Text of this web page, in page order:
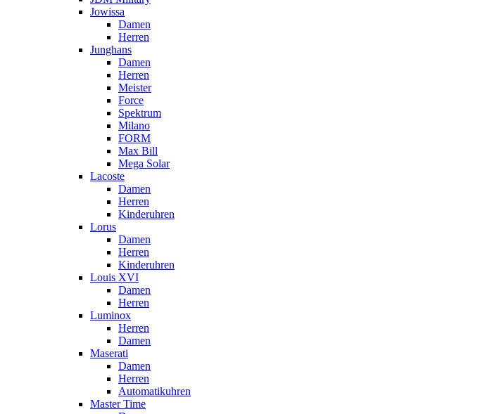
Jowissa
Damen
Herren
Junghans
Damen
Herren
Meister
Force
Spektrum
Milano
FORM
Max Bill
Mega Solar
Lacoste
Damen
Herren
Kinderuhren
Lorus
Damen
Herren
Kinderuhren
Louis XVI
Damen
Herren
Luminox
Herren
Damen
Maserati
Damen
Herren
Automatikuhren
Master Time